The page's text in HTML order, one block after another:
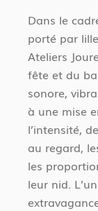
c
i
t
Dans le
porté par
Ateliers
fête et du
sonore,
à une mise
l’intensité,
au regard,
les
leur nid.